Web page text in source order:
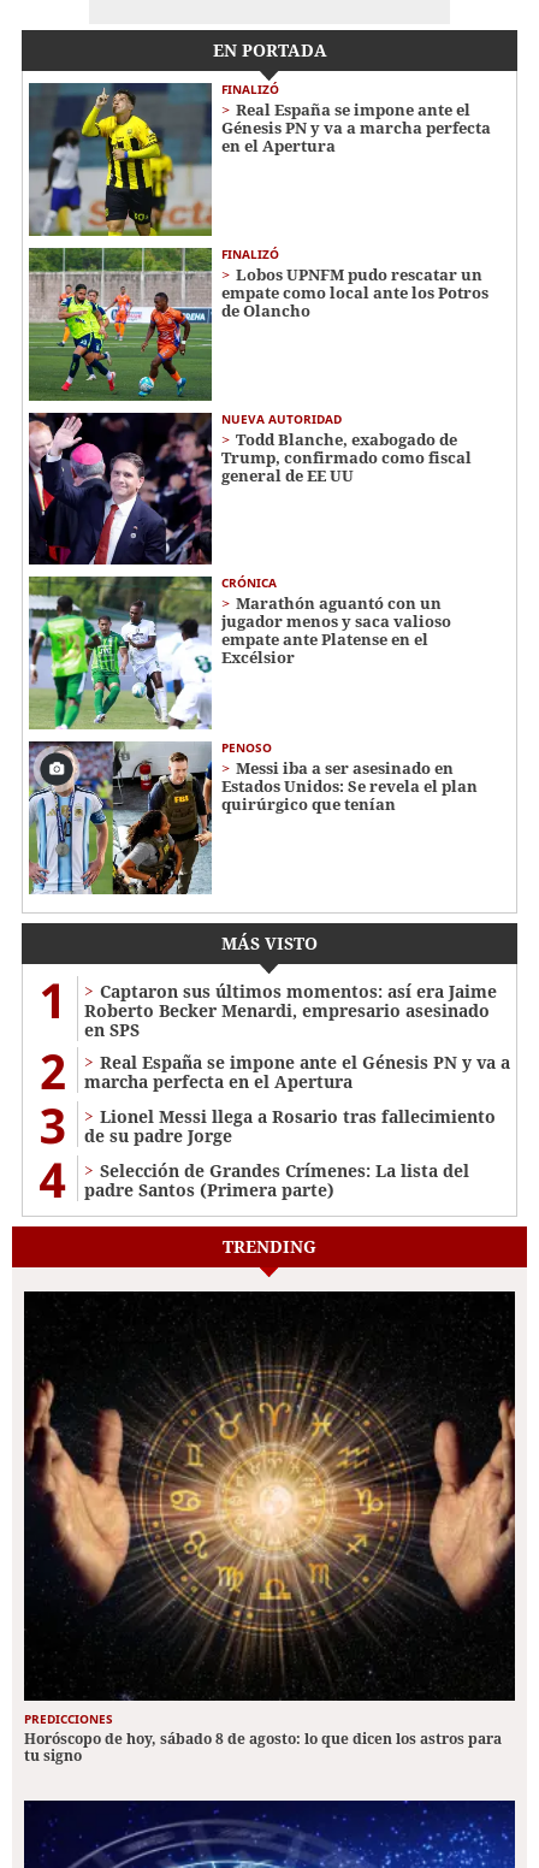
EN PORTADA
FINALIZÓ
Real España se impone ante el
Génesis PN y va a marcha perfecta
en el Apertura
FINALIZÓ
Lobos UPNFM pudo rescatar un
empate como local ante los Potros
de Olancho
NUEVA AUTORIDAD
Todd Blanche, exabogado de
Trump, confirmado como fiscal
general de EE UU
CRÓNICA
Marathón aguantó con un
jugador menos y saca valioso
empate ante Platense en el
Excélsior
PENOSO
Messi iba a ser asesinado en
Estados Unidos: Se revela el plan
quirúrgico que tenían
MÁS VISTO
1
Captaron sus últimos momentos: así era Jaime
Roberto Becker Menardi​​​, empresario asesinado
en SPS
2
Real España se impone ante el Génesis PN y va a
marcha perfecta en el Apertura
3
Lionel Messi llega a Rosario tras fallecimiento
de su padre Jorge
4
Selección de Grandes Crímenes: La lista del
padre Santos (Primera parte)
TRENDING
PREDICCIONES
Horóscopo de hoy, sábado 8 de agosto: lo que dicen los astros para
tu signo